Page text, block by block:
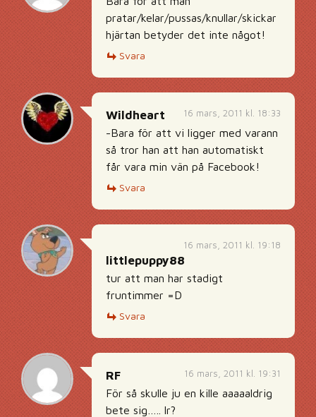
pratar/kelar/pussas/knullar/skickar
hjärtan betyder det inte något!
Svara
16 mars, 2011 kl. 18:33
Wildheart
-Bara för att vi ligger med varann
så tror han att han automatiskt
får vara min vän på Facebook!
Svara
16 mars, 2011 kl. 19:18
littlepuppy88
tur att man har stadigt
fruntimmer =D
Svara
16 mars, 2011 kl. 19:31
RF
För så skulle ju en kille aaaaaldrig
bete sig….. lr?